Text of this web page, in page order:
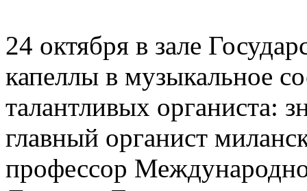
24 октября в зале
капеллы в музыкальное
талантливых органиста:
главный органист
профессор